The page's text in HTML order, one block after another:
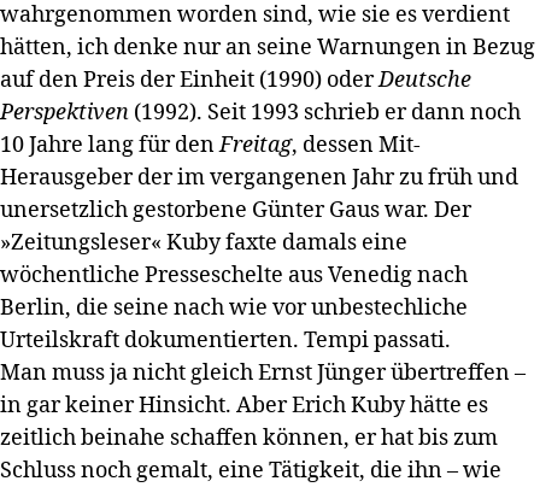
wahrgenommen worden sind, wie sie es verdient
hätten, ich denke nur an seine Warnungen in Bezug
auf den Preis der Einheit (1990) oderDeutsche
Perspektiven (1992). Seit 1993 schrieb er dann noch
10 Jahre lang für denFreitag, dessen Mit-
Herausgeber der im vergangenen Jahr zu früh und
unersetzlich gestorbene Günter Gaus war. Der
»Zeitungsleser« Kuby faxte damals eine
wöchentliche Presseschelte aus Venedig nach
Berlin, die seine nach wie vor unbestechliche
Urteilskraft dokumentierten. Tempi passati.
Man muss ja nicht gleich Ernst Jünger übertreffen –
in gar keiner Hinsicht. Aber Erich Kuby hätte es
zeitlich beinahe schaffen können, er hat bis zum
Schluss noch gemalt, eine Tätigkeit, die ihn – wie